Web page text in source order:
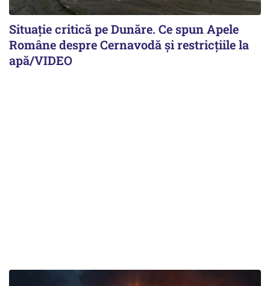
Situație critică pe Dunăre. Ce spun Apele
Române despre Cernavodă și restricțiile la
apă/VIDEO